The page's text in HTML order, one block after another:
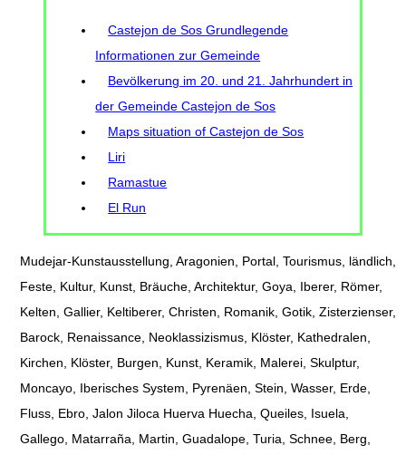
Castejon de Sos Grundlegende
Informationen zur Gemeinde
Bevölkerung im 20. und 21. Jahrhundert in
der Gemeinde Castejon de Sos
Maps situation of Castejon de Sos
Liri
Ramastue
El Run
Mudejar-Kunstausstellung, Aragonien, Portal, Tourismus, ländlich,
Feste, Kultur, Kunst, Bräuche, Architektur, Goya, Iberer, Römer,
Kelten, Gallier, Keltiberer, Christen, Romanik, Gotik, Zisterzienser,
Barock, Renaissance, Neoklassizismus, Klöster, Kathedralen,
Kirchen, Klöster, Burgen, Kunst, Keramik, Malerei, Skulptur,
Moncayo, Iberisches System, Pyrenäen, Stein, Wasser, Erde,
Fluss, Ebro, Jalon Jiloca Huerva Huecha, Queiles, Isuela,
Gallego, Matarraña, Martin, Guadalope, Turia, Schnee, Berg,